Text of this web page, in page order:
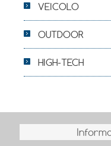
VEICOLO
OUTDOOR
HIGH-TECH